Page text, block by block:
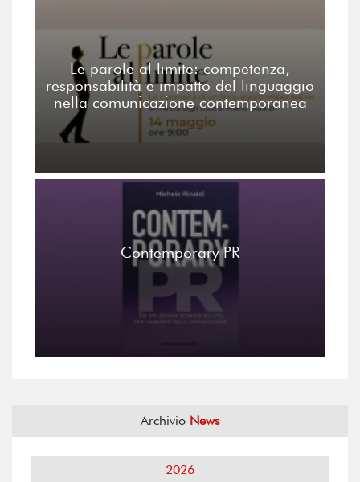
Le parole al limite: competenza,
responsabilità e impatto del linguaggio
nella comunicazione contemporanea
Contemporary PR
Archivio News
2026